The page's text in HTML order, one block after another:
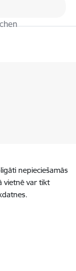
nepieciešamās
vietnē var tikt